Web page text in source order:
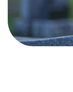
der
der im